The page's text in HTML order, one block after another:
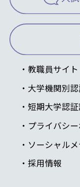
教職員サイト
大学機関別
短期大学認
プライバシ
ソーシャル
採用情報